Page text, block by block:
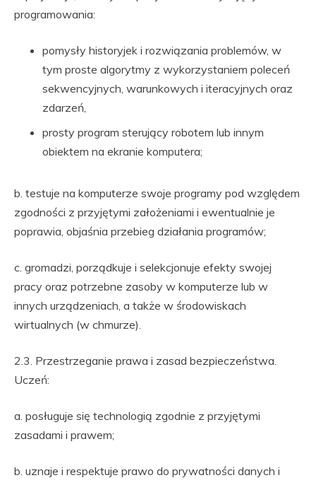
programowania:
pomysły historyjek i rozwiązania problemów, w
tym proste algorytmy z wykorzystaniem poleceń
sekwencyjnych, warunkowych i iteracyjnych oraz
zdarzeń,
prosty program sterujący robotem lub innym
obiektem na ekranie komputera;
b. testuje na komputerze swoje programy pod względem
zgodności z przyjętymi założeniami i ewentualnie je
poprawia, objaśnia przebieg działania programów;
c. gromadzi, porządkuje i selekcjonuje efekty swojej
pracy oraz potrzebne zasoby w komputerze lub w
innych urządzeniach, a także w środowiskach
wirtualnych (w chmurze).
2.3. Przestrzeganie prawa i zasad bezpieczeństwa.
Uczeń:
a. posługuje się technologią zgodnie z przyjętymi
zasadami i prawem;
b. uznaje i respektuje prawo do prywatności danych i